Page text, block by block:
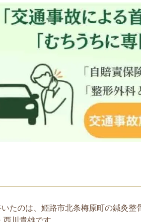
たのは、姫路市北条梅原町の鍼灸整
川貴雄です。